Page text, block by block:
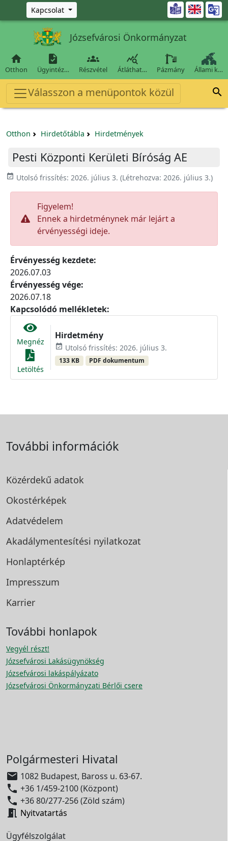
Ugrás a fő tartalomra
Kapcsolat 
Józsefvárosi Önkormányzat

Otthon

Ügyintéz…

Részvétel

Átláthat… Pázmány Állami k…
Válasszon a menüpontok közül 
Otthon Hirdetőtábla Hirdetmények
Pesti Központi Kerületi Bíróság AE
event_available Utolsó frissítés: 2026. július 3. (Létrehozva: 2026. július 3.)
Figyelem!
Ennek a hirdetménynek már lejárt a
érvényességi ideje.
Érvényesség kezdete:
2026.07.03
Érvényesség vége:
2026.07.18
Kapcsolódó mellékletek:
Megnéz
Letöltés
Hirdetmény
event_available Utolsó frissítés: 2026. július 3.
133 KB PDF dokumentum
További információk
Közérdekű adatok
Okostérképek
Adatvédelem
Akadálymentesítési nyilatkozat
Honlaptérkép
Impresszum
Karrier
További honlapok
Vegyél részt!
Józsefvárosi Lakásügynökség
Józsefvárosi lakáspályázato
Józsefvárosi Önkormányzati Bérlői csere
Polgármesteri Hivatal
 1082 Budapest, Baross u. 63-67.
 +36 1/459-2100 (Központ)
 +36 80/277-256 (Zöld szám)
 Nyitvatartás
Ügyfélszolgálat